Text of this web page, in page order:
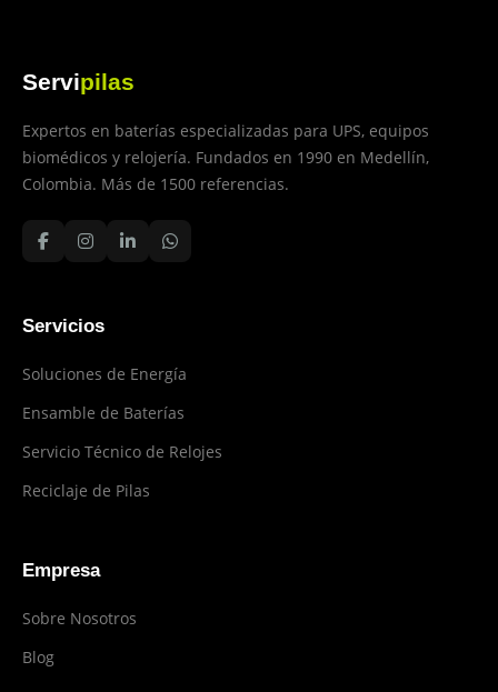
Servipilas
Expertos en baterías especializadas para UPS, equipos
biomédicos y relojería. Fundados en 1990 en Medellín,
Colombia. Más de 1500 referencias.
Servicios
Soluciones de Energía
Ensamble de Baterías
Servicio Técnico de Relojes
Reciclaje de Pilas
Empresa
Sobre Nosotros
Blog